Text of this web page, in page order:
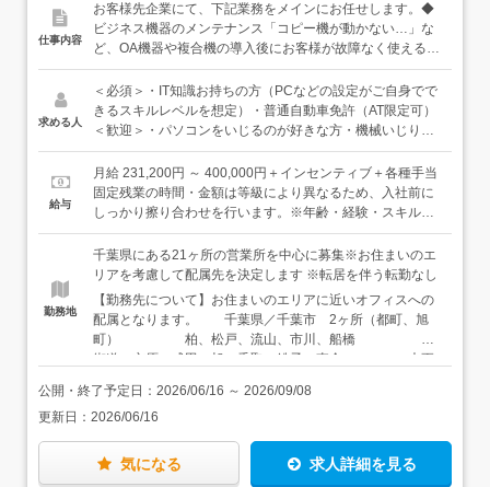
仕事内容
お客様先企業にて、下記業務をメインにお任せします。◆
ビジネス機器のメンテナンス「コピー機が動かない…」な
ど、OA機器や複合機の導入後にお客様が故障なく使えるよ
う予防点検・メンテナンス業務◆ITソリューションPC・サ
ーバーのセットアップからLAN設定等、お客様のご要望に
応じたITソリューションの提供お客様に確かな品質をお届
けするために、各メーカーが行っている資格試験に合格を
があります。入社後は先輩に同行し現場でのお手伝いをし
ながら、各メーカーの資格試験を目指していただきます。
先輩も1社ずつ時間をかけて取得していきましたので「一
身につけるまでは大変ですが、資格が仕事に繋がる「確か
なスキル」を身につけることができるお仕事です。独り立
ちまでは1年を想定。ゆっくり成長していきましょう。独
り立ち後も訪問先で困ったことがあればメーカーが共有し
ている機器の動画資料を確認したり、カスタマーサポート
に連絡したりと、現場で確認できるツールは複数あるので
安心してください！※各オフィスは3名～大きいオフィス
で10名以上のスタッフが在籍しています※訪問時は営業車
求める人
＜必須＞・IT知識お持ちの方（PCなどの設定がご自身でで
きるスキルレベルを想定）・普通自動車免許（AT限定可）
＜歓迎＞・パソコンをいじるのが好きな方・機械いじりが
好きな方・手先を動かす仕事に興味がある方・コミュニケ
ーションを取ることが好きな方・ITパスポートをお持ちの
方営業職にも興味はあったけど「機械いじりが好き」とい
う理由で、当社のサービスエンジニアを目指してくるスタ
話を楽しみながら仕事をできる方に向いています。
給与
月給 231,200円 ～ 400,000円＋インセンティブ＋各種手当
固定残業の時間・金額は等級により異なるため、入社前に
しっかり擦り合わせを行います。※年齢・経験・スキルを
考慮します＜年収例＞年収300万円／入社1年目（初年度想
定年収）年収350万円／入社3年目年収500万円／入社10年
目
勤務地
千葉県にある21ヶ所の営業所を中心に募集※お住まいのエ
リアを考慮して配属先を決定します ※転居を伴う転勤なし
【勤務先について】お住まいのエリアに近いオフィスへの
配属となります。 千葉県／千葉市 2ヶ所（都町、旭
町） 柏、松戸、流山、市川、船橋 四
街道、市原、成田、旭、香取、銚子、東金 木更
る／面接時にお伝えします） ※お住まいのエリアを考慮
して配属先を決定します ※転居を伴う転勤はありませ
ん 希望があれば、東京・埼玉・茨城での勤務も可能で
す。お気軽にご相談ください。 東京都／江東区亀戸、千
代田区神田淡路町 茨城県／土浦 埼玉県／さいたま、熊
公開・終了予定日： 2026/06/16 ～ 2026/09/08
更新日： 2026/06/16
気になる 求人詳細を見る